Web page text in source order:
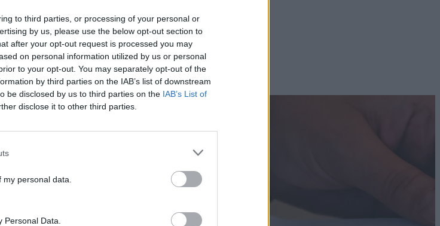
to third parties, or processing of your personal or
by us, please use the below opt-out section to
after your opt-out request is processed you may
on personal information utilized by us or personal
to your opt-out. You may separately opt-out of the
by third parties on the IAB’s list of downstream
be disclosed by us to third parties on the IAB’s List of
disclose it to other third parties.
personal data.
Data.